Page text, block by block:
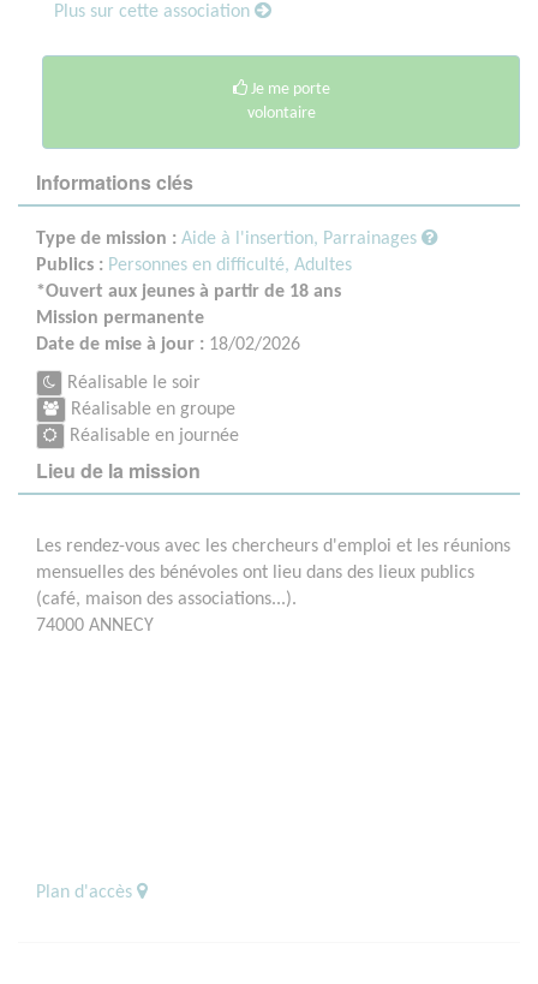
Plus sur cette association
Je me porte
volontaire
Informations clés
Type de mission : Aide à l'insertion, Parrainages
Publics : Personnes en difficulté, Adultes
*Ouvert aux jeunes à partir de 18 ans
Mission permanente
Date de mise à jour : 18/02/2026
Réalisable le soir
Réalisable en groupe
Réalisable en journée
Lieu de la mission
Les rendez-vous avec les chercheurs d'emploi et les réunions
mensuelles des bénévoles ont lieu dans des lieux publics
(café, maison des associations...).
74000 ANNECY
Plan d'accès